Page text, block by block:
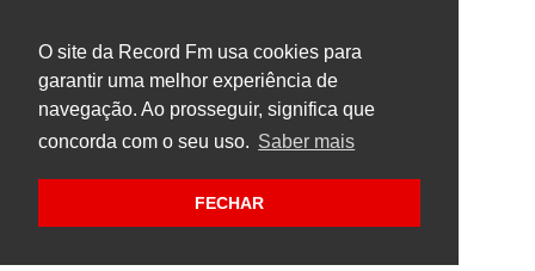
O site da Record Fm usa cookies para
garantir uma melhor experiência de
navegação. Ao prosseguir, significa que
concorda com o seu uso. Saber mais
FECHAR